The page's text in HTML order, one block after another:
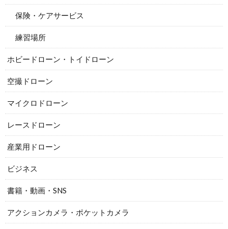
保険・ケアサービス
練習場所
ホビードローン・トイドローン
空撮ドローン
マイクロドローン
レースドローン
産業用ドローン
ビジネス
書籍・動画・SNS
アクションカメラ・ポケットカメラ